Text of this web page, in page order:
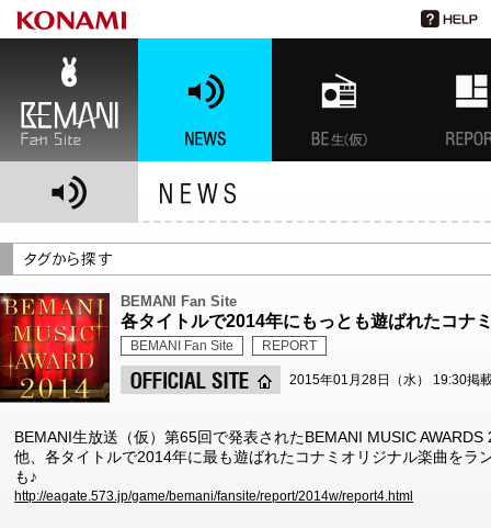
BEMANI Fan Site
各タイトルで2014年にもっとも遊ばれたコナ
BEMANI Fan Site REPORT
2015年01月28日（水） 19:30掲
BEMANI生放送（仮）第65回で発表されたBEMANI MUSIC
他、各タイトルで2014年に最も遊ばれたコナミオリジナル楽曲をラ
も♪
http://eagate.573.jp/game/bemani/fansite/report/2014w/report4.html